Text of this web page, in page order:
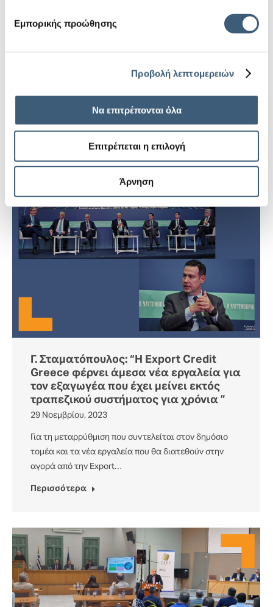
Εμπορικής προώθησης
Προβολή λεπτομερειών
Να επιτρέπονται όλα
Επιτρέπεται η επιλογή
Άρνηση
30 Νοεμβρίου, 2023
εταιρείας, παρευρέθηκαν στην ενημερωτική
Γ. Σταματόπουλος: “Η Export Credit
Greece φέρνει άμεσα νέα εργαλεία για
τον εξαγωγέα που έχει μείνει εκτός
τραπεζικού συστήματος για χρόνια ”
29 Νοεμβρίου, 2023
Για τη μεταρρύθμιση που συντελείται στον δημόσιο
τομέα και τα νέα εργαλεία που θα διατεθούν στην
αγορά από την Export…
Περισσότερα